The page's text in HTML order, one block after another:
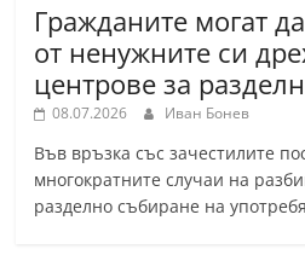
Гражданите могат
от ненужните си
центрове за
08.07.2026 Иван Бонев
Във връзка със зачестилите
многократните случаи на
разделно събиране на